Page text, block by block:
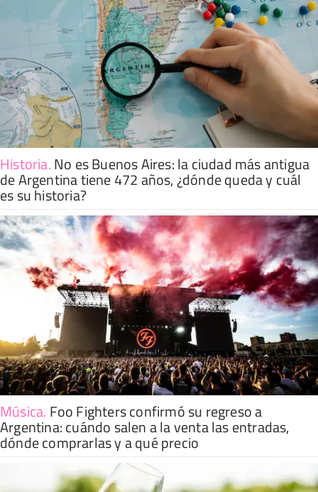
Historia.No es Buenos Aires: la ciudad más antigua
de Argentina tiene 472 años, ¿dónde queda y cuál
es su historia?
Música. Foo Fighters confirmó su regreso a
Argentina: cuándo salen a la venta las entradas,
dónde comprarlas y a qué precio